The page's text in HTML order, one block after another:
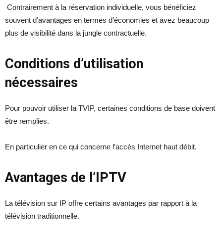
Contrairement à la réservation individuelle, vous bénéficiez
souvent d’avantages en termes d’économies et avez beaucoup
plus de visibilité dans la jungle contractuelle.
Conditions d’utilisation
nécessaires
Pour pouvoir utiliser la TVIP, certaines conditions de base doivent
être remplies.
En particulier en ce qui concerne l’accès Internet haut débit.
Avantages de l’IPTV
La télévision sur IP offre certains avantages par rapport à la
télévision traditionnelle.